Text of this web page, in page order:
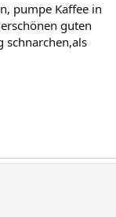
pumpe Kaffee in
guten
schnarchen,als